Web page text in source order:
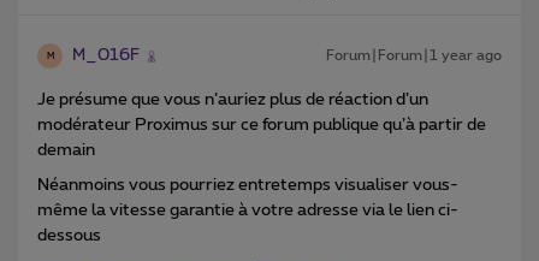
M M_016F Forum|Forum|1 year ago
Je présume que vous n’auriez plus de réaction d’un
modérateur Proximus sur ce forum publique qu’à partir de
demain
Néanmoins vous pourriez entretemps visualiser vous-
même la vitesse garantie à votre adresse via le lien ci-
dessous